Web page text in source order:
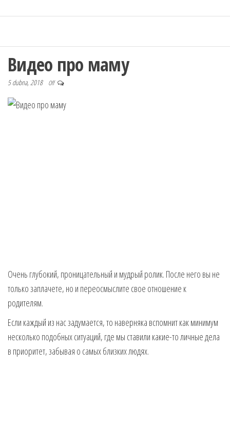
Видео про маму
5 dubna, 2018 Off
Очень глубокий, проницательный и мудрый ролик. После него вы не
только заплачете, но и переосмыслите свое отношение к
родителям.
Если каждый из нас задумается, то наверняка вспомнит как минимум
несколько подобных ситуаций, где мы ставили какие-то личные дела
в приоритет, забывая о самых близких людях.